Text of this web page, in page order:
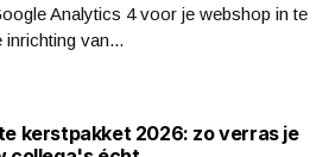
Analytics 4 voor je webshop in te
inrichting van...
kerstpakket 2026: zo verras je